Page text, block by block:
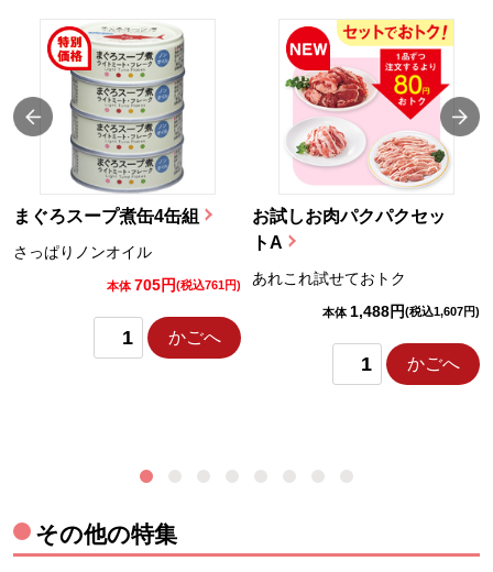
まぐろスープ煮缶4缶組
さっぱりノンオイル
本体 705円(税込761円)
かごへ
お試しお肉パクパクセッ
トA
あれこれ試せておトク
本体 1,488円(税込1,607円)
かごへ
その他の特集